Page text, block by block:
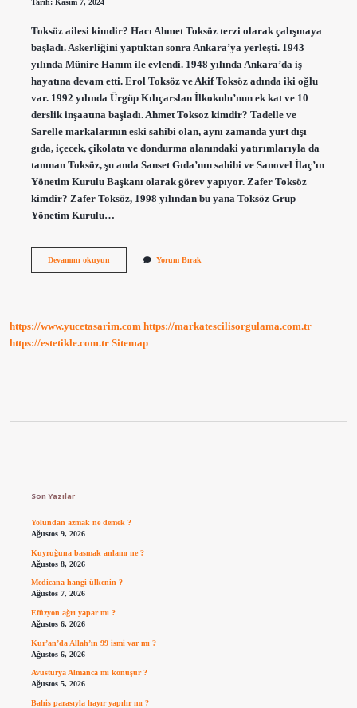
Tarih: Kasım 7, 2024
Toksöz ailesi kimdir? Hacı Ahmet Toksöz terzi olarak çalışmaya
başladı. Askerliğini yaptıktan sonra Ankara’ya yerleşti. 1943
yılında Münire Hanım ile evlendi. 1948 yılında Ankara’da iş
hayatına devam etti. Erol Toksöz ve Akif Toksöz adında iki oğlu
var. 1992 yılında Ürgüp Kılıçarslan İlkokulu’nun ek kat ve 10
derslik inşaatına başladı. Ahmet Toksoz kimdir? Tadelle ve
Sarelle markalarının eski sahibi olan, aynı zamanda yurt dışı
gıda, içecek, çikolata ve dondurma alanındaki yatırımlarıyla da
tanınan Toksöz, şu anda Sanset Gıda’nın sahibi ve Sanovel İlaç’ın
Yönetim Kurulu Başkanı olarak görev yapıyor. Zafer Toksöz
kimdir? Zafer Toksöz, 1998 yılından bu yana Toksöz Grup
Yönetim Kurulu…
Devamını okuyunToksöz
Yorum Bırak
https://www.yucetasarim.com https://markatescilisorgulama.com.tr
https://estetikle.com.tr Sitemap
Son Yazılar
Yolundan azmak ne demek ?
Ağustos 9, 2026
Kuyruğuna basmak anlamı ne ?
Ağustos 8, 2026
Medicana hangi ülkenin ?
Ağustos 7, 2026
Efüzyon ağrı yapar mı ?
Ağustos 6, 2026
Kur’an’da Allah’ın 99 ismi var mı ?
Ağustos 6, 2026
Avusturya Almanca mı konuşur ?
Ağustos 5, 2026
Bahis parasıyla hayır yapılır mı ?